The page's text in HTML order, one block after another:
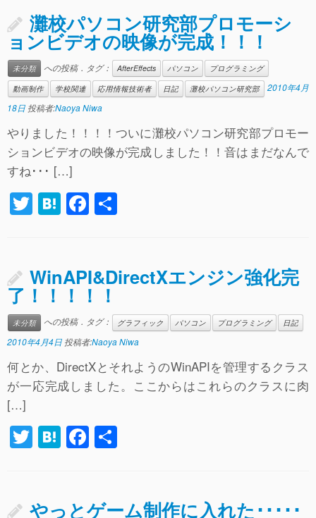
er n
a
e
b
o
o
k
灘校パソコン研究部プロモーシ
ョンビデオの映像が完成！！！
未分類 への投稿．タグ： AfterEffects パソコン
プログラミング
動画制作
学校関連 応用情報技術者 日記 灘校パソコン研究部
2010年4月
18日 投稿者:Naoya Niwa
やりました！！！！ついに灘校パソコン研究部プロモー
ションビデオの映像が完成しました！！音はまだなんで
すね･･･ […]
T
wi
er
H
at
n
a
F
a
e
b
o
o
k
WinAPI&DirectXエンジン強化完
了！！！！！
未分類 への投稿．タグ： グラフィック パソコン プログラミング 日記
2010年4月4日 投稿者:Naoya Niwa
何とか、DirectXとそれようのWinAPIを管理するクラス
が一応完成しました。ここからはこれらのクラスに肉
[…]
T
er
H
n
F
e
やっとゲーム制作に入れた･････